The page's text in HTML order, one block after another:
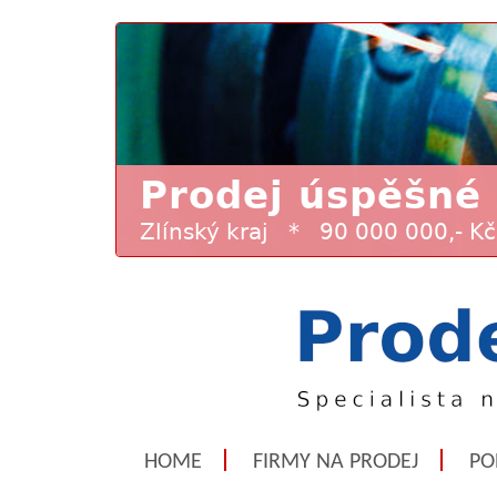
HOME FIRMY NA PRODEJ